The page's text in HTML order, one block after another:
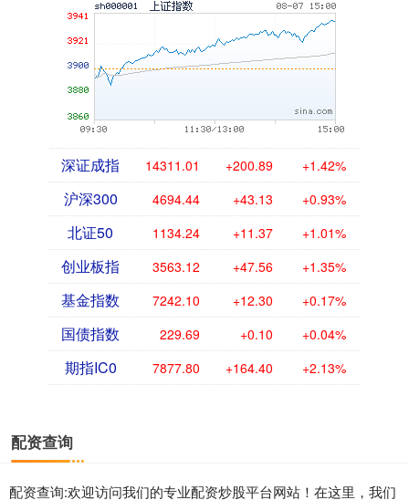
深证成指 14311.01 +200.89 +1.42%
沪深300 4694.44 +43.13 +0.93%
北证50 1134.24 +11.37 +1.01%
创业板指 3563.12 +47.56 +1.35%
基金指数 7242.10 +12.30 +0.17%
国债指数 229.69 +0.10 +0.04%
期指IC0 7877.80 +164.40 +2.13%
配资查询
配资查询:欢迎访问我们的专业配资炒股平台网站！在这里，我们